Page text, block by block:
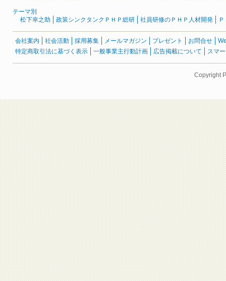
テーマ別
松下幸之助
政策シンクタンクＰＨＰ総研 社員研修のＰＨＰ人材開発
会社案内 社会活動 採用募集 メールマガジン プレゼント お問合せ
特定商取引法に基づく表示
一般事業主行動計画 広告掲載について スマ
Copyright